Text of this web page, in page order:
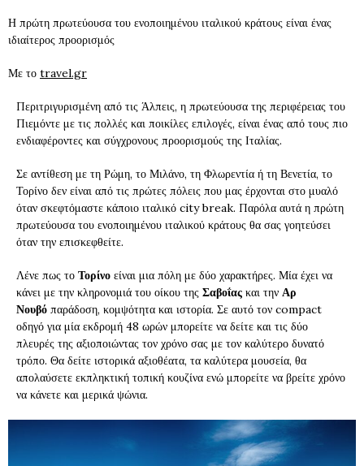
Η πρώτη πρωτεύουσα του ενοποιημένου ιταλικού κράτους είναι ένας
ιδιαίτερος προορισμός
Με το travel.gr
Περιτριγυρισμένη από τις Άλπεις, η πρωτεύουσα της περιφέρειας του
Πιεμόντε με τις πολλές και ποικίλες επιλογές, είναι ένας από τους πιο
ενδιαφέροντες και σύγχρονους προορισμούς της Ιταλίας.
Σε αντίθεση με τη Ρώμη, το Μιλάνο, τη Φλωρεντία ή τη Βενετία, το
Τορίνο δεν είναι από τις πρώτες πόλεις που μας έρχονται στο μυαλό
όταν σκεφτόμαστε κάποιο ιταλικό city break. Παρόλα αυτά η πρώτη
πρωτεύουσα του ενοποιημένου ιταλικού κράτους θα σας γοητεύσει
όταν την επισκεφθείτε.
Λένε πως το Τορίνο είναι μια πόλη με δύο χαρακτήρες. Μία έχει να
κάνει με την κληρονομιά του οίκου της Σαβοΐας και την Αρ
Νουβό παράδοση, κομψότητα και ιστορία. Σε αυτό τον compact
οδηγό για μία εκδρομή 48 ωρών μπορείτε να δείτε και τις δύο
πλευρές της αξιοποιώντας τον χρόνο σας με τον καλύτερο δυνατό
τρόπο. Θα δείτε ιστορικά αξιοθέατα, τα καλύτερα μουσεία, θα
απολαύσετε εκπληκτική τοπική κουζίνα ενώ μπορείτε να βρείτε χρόνο
να κάνετε και μερικά ψώνια.